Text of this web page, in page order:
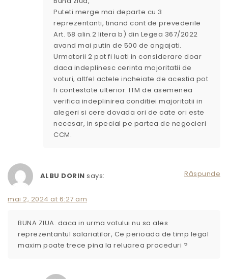
Puteti merge mai departe cu 3
reprezentanti, tinand cont de prevederile
Art. 58 alin.2 litera b) din Legea 367/2022
avand mai putin de 500 de angajati.
Urmatorii 2 pot fi luati in considerare doar
daca indeplinesc cerinta majoritatii de
voturi, altfel actele incheiate de acestia pot
fi contestate ulterior. ITM de asemenea
verifica indeplinirea conditiei majoritatii in
alegeri si cere dovada ori de cate ori este
necesar, in special pe partea de negocieri
CCM.
Răspunde
ALBU DORIN says:
mai 2, 2024 at 6:27 am
BUNA ZIUA. daca in urma votului nu sa ales
reprezentantul salariatilor, Ce perioada de timp legal
maxim poate trece pina la reluarea proceduri ?